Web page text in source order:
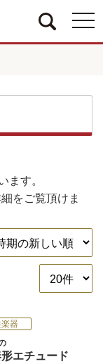
ます。
をご覧頂けま
器
エチュード